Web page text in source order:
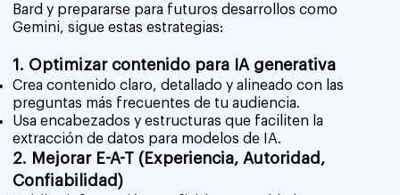
Bard y prepararse para futuros desarrollos como
Gemini, sigue estas estrategias:
1. Optimizar contenido para IA generativa
Crea contenido claro, detallado y alineado con las
preguntas más frecuentes de tu audiencia.
Usa encabezados y estructuras que faciliten la
extracción de datos para modelos de IA.
2. Mejorar E-A-T (Experiencia, Autoridad,
Confiabilidad)